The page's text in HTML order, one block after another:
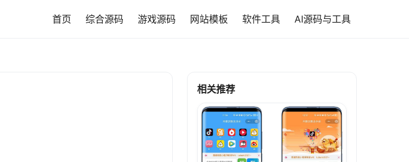
首页 综合源码 游戏源码 网站模板 软件工具 AI源码与工具
相关推荐